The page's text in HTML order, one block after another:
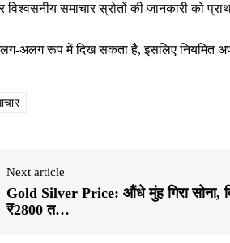
समाचार स्रोतों की जानकारी को
अलग-अलग रूप में दिख सकता है, इसलिए नियमित
Next article
Gold Silver Price: औंधे मुंह गिरा सोना,
₹2800 त…